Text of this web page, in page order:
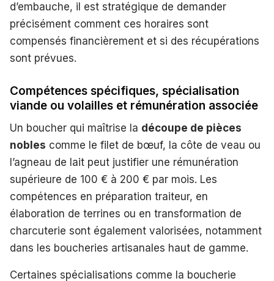
d’embauche, il est stratégique de demander
précisément comment ces horaires sont
compensés financièrement et si des récupérations
sont prévues.
Compétences spécifiques, spécialisation
viande ou volailles et rémunération associée
Un boucher qui maîtrise la découpe de pièces
nobles comme le filet de bœuf, la côte de veau ou
l’agneau de lait peut justifier une rémunération
supérieure de 100 € à 200 € par mois. Les
compétences en préparation traiteur, en
élaboration de terrines ou en transformation de
charcuterie sont également valorisées, notamment
dans les boucheries artisanales haut de gamme.
Certaines spécialisations comme la boucherie